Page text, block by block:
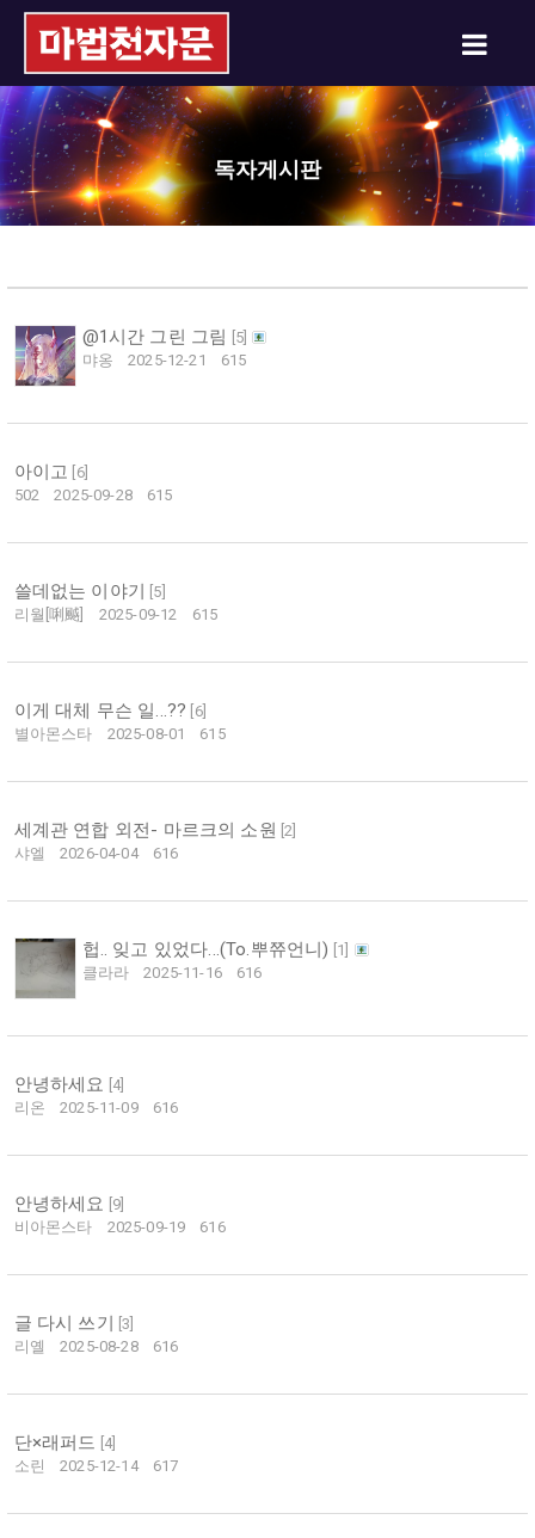
독자게시판
@1시간 그린 그림 5]
먀옹
2025-12-21 615
아이고 6]
502
2025-09-28 615
쓸데없는 이야기 5
리월[唎䬂]
2025-09-12 615
이게 대체 무슨 일...?? 6]
별아몬스타
2025-08-01 615
세계관 연합 외전- 마르크의 소원 [2
샤엘
2026-04-04 616
헙.. 잊고 있었다...(To.뿌쮸언니) 1
클라라
2025-11-16 616
안녕하세요 4]
리온
2025-11-09 616
안녕하세요 9
비아몬스타
2025-09-19 616
글 다시 쓰기 [3
리옐
2025-08-28 616
단×래퍼드 4]
소린
2025-12-14 617